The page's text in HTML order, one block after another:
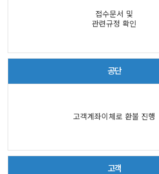
접수문서 및
관련규정 확인
공단
고객계좌이체로 환불 진행
고객